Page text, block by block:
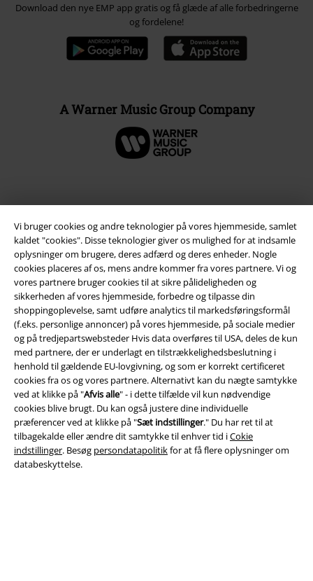
Vi bruger cookies og andre teknologier på vores hjemmeside, samlet
kaldet "cookies". Disse teknologier giver os mulighed for at indsamle
oplysninger om brugere, deres adfærd og deres enheder. Nogle
cookies placeres af os, mens andre kommer fra vores partnere. Vi og
vores partnere bruger cookies til at sikre pålideligheden og
sikkerheden af ​​vores hjemmeside, forbedre og tilpasse din
shoppingoplevelse, samt udføre analytics til markedsføringsformål
(f.eks. personlige annoncer) på vores hjemmeside, på sociale medier
og på tredjepartswebsteder Hvis data overføres til USA, deles de kun
med partnere, der er underlagt en tilstrækkelighedsbeslutning i
henhold til gældende EU-lovgivning, og som er korrekt certificeret
cookies fra os og vores partnere. Alternativt kan du nægte samtykke
ved at klikke på "Afvis alle" - i dette tilfælde vil kun nødvendige
cookies blive brugt. Du kan også justere dine individuelle
præferencer ved at klikke på "Sæt indstillinger." Du har ret til at
tilbagekalde eller ændre dit samtykke til enhver tid iCokie
indstillinger. Besøg persondatapolitikfor at få flere oplysninger om
databeskyttelse.
Download den nye EMP app gratis og få glæde af alle forbedringerne
og fordelene!
A Warner Music Group Company
Juridisk
Salgs-, medlems- & leveringsbetingelser
Om EMP Danmark
Persondatapolitik
Bortskaffelse af affald og miljøbeskyttelse
Overensstemmelseserklæring